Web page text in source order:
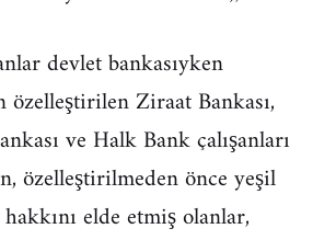
devlet bankasıyken
özelleştirilen Ziraat Bankası,
ve Halk Bank çalışanları
özelleştirilmeden önce yeşil
elde etmiş olanlar,